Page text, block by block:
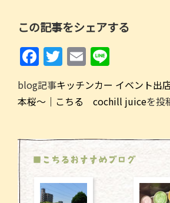
る
この記事をシェアする
F
a
c
b
o
o
k
T
w
itt
er
E
m
ai e
blog記事キッチンカー イベント出
本桜～｜こちる cochill juiceを投
■こちるおすすめブログ
ョ
ン